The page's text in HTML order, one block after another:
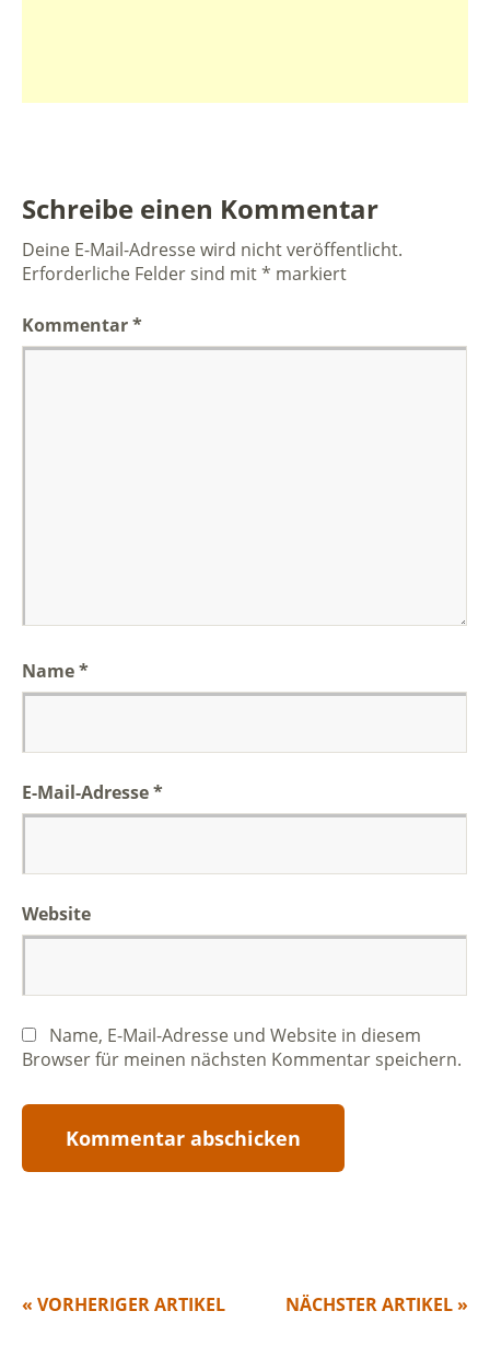
Schreibe einen Kommentar
Deine E-Mail-Adresse wird nicht veröffentlicht.
Erforderliche Felder sind mit* markiert
Kommentar*
Name*
E-Mail-Adresse*
Website
Name, E-Mail-Adresse und Website in diesem
Browser für meinen nächsten Kommentar speichern.
NÄCHSTER ARTIKEL »
« VORHERIGER ARTIKEL